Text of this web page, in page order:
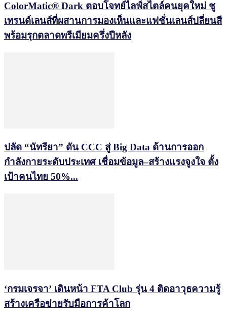
ColorMatic® Dark ตอบโจทย์ไลฟ์สไตล์คนยุคใหม่ ชู
เทรนด์เลนส์ที่ผสานการมองเห็นและแฟชั่นเลนส์ปลี่ยนสี
พร้อมรุกตลาดพรีเมียมครึ่งปีหลัง
ปลัด “นัทรียา” ดัน CCC สู่ Big Data ด้านการออก
กำลังกายระดับประเทศ เชื่อมข้อมูล–สร้างแรงจูงใจ ตั้ง
เป้าคนไทย 50%...
‘กรมเจรจา’ เดินหน้า FTA Club รุ่น 4 ติดอาวุธความรู้
สร้างเครือข่ายรับมือการค้าโลก